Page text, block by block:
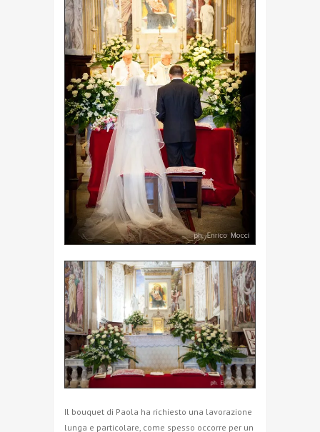
Il bouquet di Paola ha richiesto una lavorazione
lunga e particolare, come spesso occorre per un